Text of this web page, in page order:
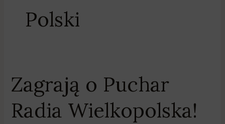
Polski
Zagrają o Puchar
Radia Wielkopolska!
Zagrają
o
Puchar
Radia